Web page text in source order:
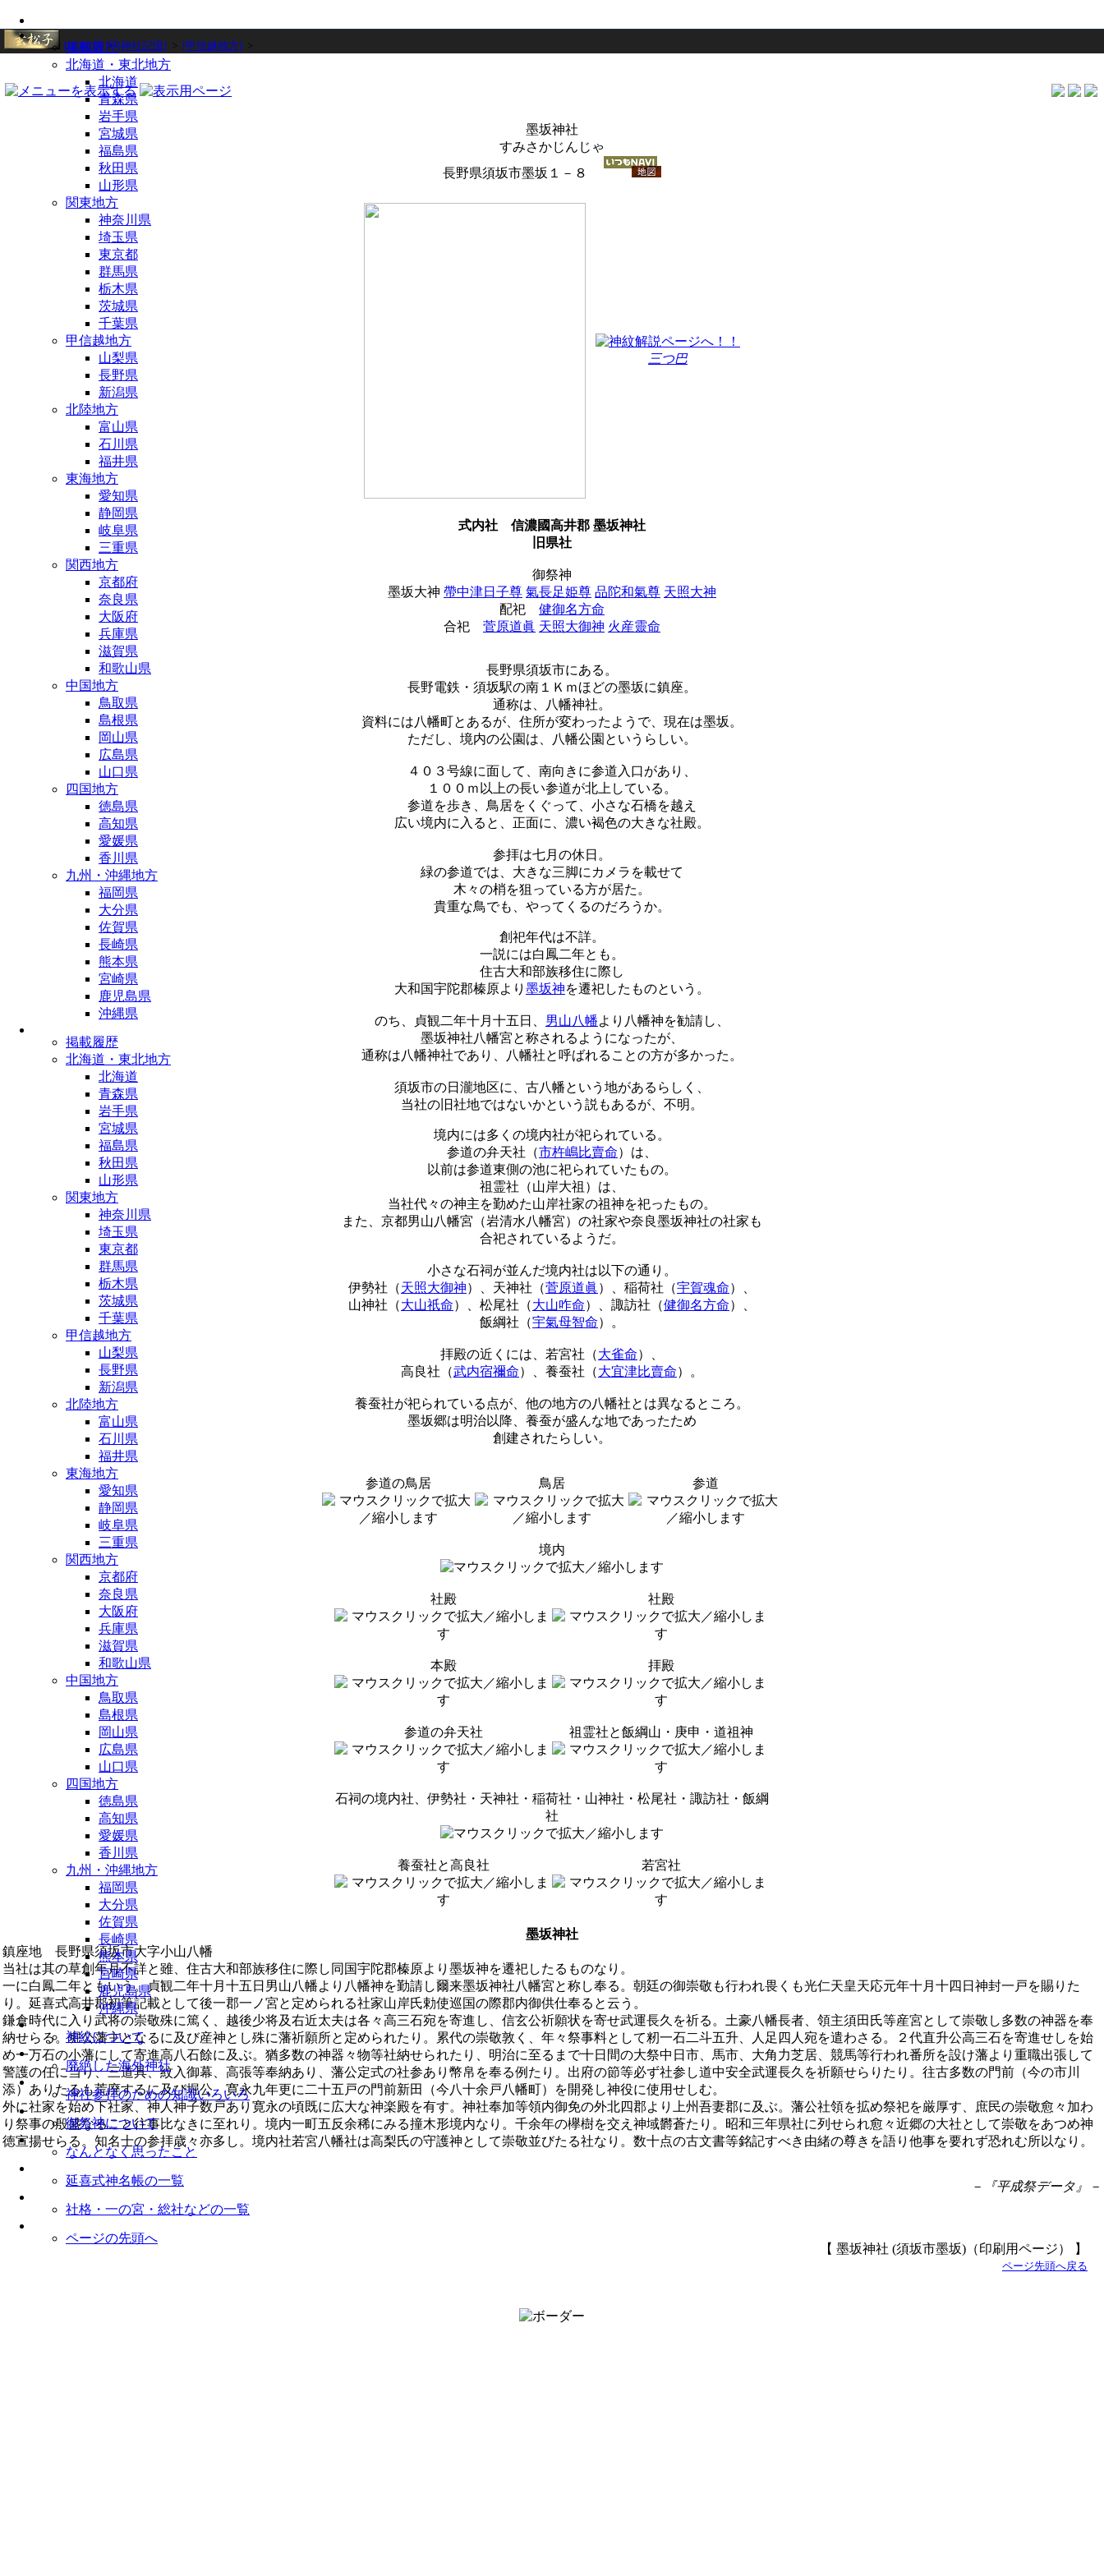
[HOME]>[神社記憶] [甲信越地方]
墨坂神社
すみさかじんじゃ
長野県須坂市墨坂１－８
三つ巴
式内社
信濃國高井郡 墨坂神社
旧県社
御祭神
墨坂大神 帶中津日子尊 氣長足姫尊 品陀和氣尊 天照大神
配祀 健御名方命
合祀 菅原道眞 天照大御神 火産靈命
長野県須坂市にある。
長野電鉄・須坂駅の南１Ｋｍほどの墨坂に鎮座。
通称は、八幡神社。
資料には八幡町とあるが、住所が変わったようで、現在は墨坂。
ただし、境内の公園は、八幡公園というらしい。
４０３号線に面して、南向きに参道入口があり、
１００ｍ以上の長い参道が北上している。
参道を歩き、鳥居をくぐって、小さな石橋を越え
広い境内に入ると、正面に、濃い褐色の大きな社殿。
参拝は七月の休日。
緑の参道では、大きな三脚にカメラを載せて
木々の梢を狙っている方が居た。
貴重な鳥でも、やってくるのだろうか。
創祀年代は不詳。
一説には白鳳二年とも。
住古大和部族移住に際し
大和国宇陀郡榛原より 墨坂神を遷祀したものという。
のち、貞観二年十月十五日、 男山八幡より八幡神を勧請し、
墨坂神社八幡宮と称されるようになったが、
通称は八幡神社であり、八幡社と呼ばれることの方が多かった。
須坂市の日瀧地区に、古八幡という地があるらしく、
当社の旧社地ではないかという説もあるが、不明。
境内には多くの境内社が祀られている。
参道の弁天社（市杵嶋比賣命）は、
以前は参道東側の池に祀られていたもの。
祖霊社（山岸大祖）は、
当社代々の神主を勤めた山岸社家の祖神を祀ったもの。
また、京都男山八幡宮（岩清水八幡宮）の社家や奈良墨坂神社の社家も
合祀されているようだ。
小さな石祠が並んだ境内社は以下の通り。
伊勢社（天照大御神）、天神社（菅原道眞）、稲荷社（宇賀魂命）、
山神社（大山祇命）、松尾社（大山咋命）、諏訪社（健御名方命）、
飯綱社（宇氣母智命）。
拝殿の近くには、若宮社（大雀命）、
高良社（武内宿禰命）、養蚕社（大宜津比賣命）。
養蚕社が祀られている点が、他の地方の八幡社とは異なるところ。
墨坂郷は明治以降、養蚕が盛んな地であったため
創建されたらしい。
参道の鳥居 鳥居 参道
境内
社殿 社殿
本殿 拝殿
参道の弁天社 祖霊社と飯綱山・庚申・道祖神
石祠の境内社、伊勢社・天神社・稲荷社・山神社・松尾社・諏訪社・飯綱
社
養蚕社と高良社 若宮社
墨坂神社
鎮座地 長野県須坂市大字小山八幡
当社は其の草創年月不詳と雖、住古大和部族移住に際し同国宇陀郡榛原より墨坂神を遷祀したるものなり。
一に白鳳二年ともいう。貞観二年十月十五日男山八幡より八幡神を勤請し爾来墨坂神社八幡宮と称し奉る。朝廷の御崇敬も行われ畏くも光仁天皇天応元年十月十四日神封一戸を賜りた
り。延喜式高井郡初筆記載として後一郡一ノ宮と定められる社家山岸氏勅使巡国の際郡内御供仕奉ると云う。
鎌倉時代に入り武将の崇敬殊に篤く、越後少将及右近太夫は各々高三石宛を寄進し、信玄公祈願状を寄せ武運長久を祈る。土豪八幡長者、領主須田氏等産宮として崇敬し多数の神器を奉
納せらる。堀公藩主となるに及び産神とし殊に藩祈願所と定められたり。累代の崇敬敦く、年々祭事料として籾一石二斗五升、人足四人宛を遣わさる。２代直升公高三石を寄進せしを始
め一万石の小藩にして寄進高八石餘に及ぶ。猶多数の神器々物等社納せられたり、明治に至るまで十日間の大祭中日市、馬市、大角力芝居、競馬等行われ番所を設け藩より重職出張して
警護の任に当り、三道具、紋入御幕、高張等奉納あり、藩公定式の社参あり幣帛を奉る例たり。出府の節等必ず社参し道中安全武運長久を祈願せらりたり。往古多数の門前（今の市川
添）ありたるも荒廃するに及び堀公、寛永九年更に二十五戸の門前新田（今八十余戸八幡町）を開発し神役に使用せしむ。
外に社家を始め下社家、神人神子数戸あり寛永の頃既に広大な神楽殿を有す。神社奉加等領内御免の外北四郡より上州吾妻郡に及ぶ。藩公社領を拡め祭祀を厳厚す、庶民の崇敬愈々加わ
り祭事の殷盛なること往事比なきに至れり。境内一町五反余稀にみる撞木形境内なり。千余年の欅樹を交え神域欝蒼たり。昭和三年県社に列せられ愈々近郷の大社として崇敬をあつめ神
徳宣揚せらる。知名士の参拝歳々亦多し。境内社若宮八幡社は高梨氏の守護神として崇敬並びたる社なり。数十点の古文書等銘記すべき由緒の尊きを語り他事を要れず恐れむ所以なり。
－『平成祭データ』－
【 墨坂神社 (須坂市墨坂)（印刷用ページ） 】
ページ先頭へ戻る
掲載履歴
北海道・東北地方
北海道
青森県
岩手県
宮城県
福島県
秋田県
山形県
関東地方
神奈川県
埼玉県
東京都
群馬県
栃木県
茨城県
千葉県
甲信越地方
山梨県
長野県
新潟県
北陸地方
富山県
石川県
福井県
東海地方
愛知県
静岡県
岐阜県
三重県
関西地方
京都府
奈良県
大阪府
兵庫県
滋賀県
和歌山県
中国地方
鳥取県
島根県
岡山県
広島県
山口県
四国地方
徳島県
高知県
愛媛県
香川県
九州・沖縄地方
福岡県
大分県
佐賀県
長崎県
熊本県
宮崎県
鹿児島県
沖縄県
掲載履歴
北海道・東北地方
北海道
青森県
岩手県
宮城県
福島県
秋田県
山形県
関東地方
神奈川県
埼玉県
東京都
群馬県
栃木県
茨城県
千葉県
甲信越地方
山梨県
長野県
新潟県
北陸地方
富山県
石川県
福井県
東海地方
愛知県
静岡県
岐阜県
三重県
関西地方
京都府
奈良県
大阪府
兵庫県
滋賀県
和歌山県
中国地方
鳥取県
島根県
岡山県
広島県
山口県
四国地方
徳島県
高知県
愛媛県
香川県
九州・沖縄地方
福岡県
大分県
佐賀県
長崎県
熊本県
宮崎県
鹿児島県
沖縄県
神紋について
廃絶した海外神社
神社参拝のための知識いろいろ
御祭神について
なんとなく思ったこと
延喜式神名帳の一覧
社格・一の宮・総社などの一覧
ページの先頭へ